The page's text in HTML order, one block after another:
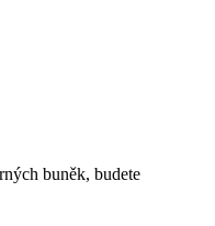
buněk, budete